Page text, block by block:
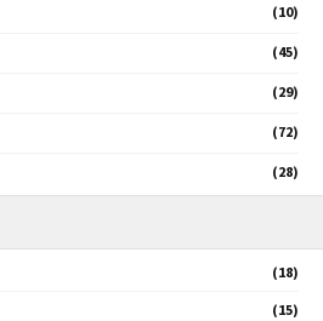
(10)
(45)
(29)
(72)
(28)
(18)
(15)